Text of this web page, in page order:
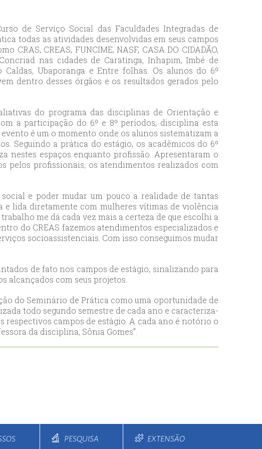
de Serviço Social das Faculdades Integradas de
todas as atividades desenvolvidas em seus campos
CREAS, FUNCIME, NASF, CASA DO CIDADÃO,
nas cidades de Caratinga, Inhapim, Imbé de
Ubaporanga e Entre folhas. Os alunos do 6º
dentro desses órgãos e os resultados gerados pelo
do programa das disciplinas de Orientação e
a participação do 6º e 8º períodos, disciplina esta
é um o momento onde os alunos sistematizam a
Seguindo a prática do estágio, os acadêmicos do 6º
nestes espaços enquanto profissão. Apresentaram o
pelos profissionais, os atendimentos realizados com
e poder mudar um pouco a realidade de tantas
e lida diretamente com mulheres vítimas de violência
me dá cada vez mais a certeza de que escolhi a
do CREAS fazemos atendimentos especializados e
socioassistenciais. Com isso conseguimos mudar
de fato nos campos de estágio, sinalizando para
alcançados com seus projetos.
do Seminário de Prática como uma oportunidade de
todo segundo semestre de cada ano e caracteriza-
respectivos campos de estágio. A cada ano é notório o
da disciplina, Sônia Gomes”.
PESQUISA EXTENSÃO